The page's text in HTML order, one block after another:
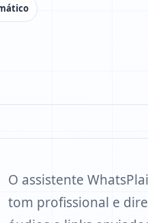
O assistente
tom profissional e